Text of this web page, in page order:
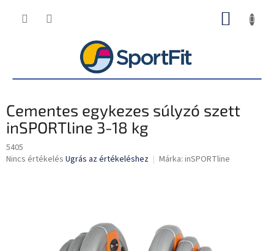
KOSÁR
Cementes egykezes súlyzó szett
inSPORTline 3-18 kg
5405
A
Nincs értékelés Ugrás az értékeléshez Márka: inSPORTline